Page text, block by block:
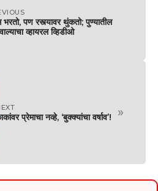
पण रस्त्यावर थुंकतो; पुण्यातील
व्हायरल व्हिडीओ
प्रेमाचा नव्हे, ‘बुक्क्यांचा वर्षाव’! »